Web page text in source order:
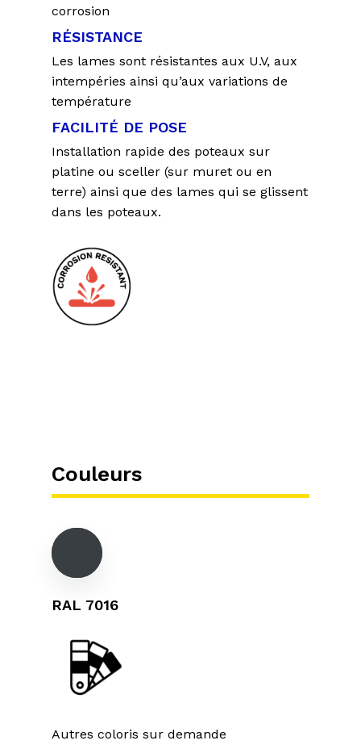
corrosion
RÉSISTANCE
Les lames sont résistantes aux U.V, aux
intempéries ainsi qu’aux variations de
température
FACILITÉ DE POSE
Installation rapide des poteaux sur
platine ou sceller (sur muret ou en
terre) ainsi que des lames qui se glissent
dans les poteaux.
Couleurs
RAL 7016
Autres coloris sur demande